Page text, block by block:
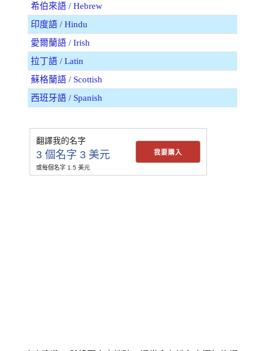
希伯來語 / Hebrew
印度語 / Hindu
愛爾蘭語 / Irish
拉丁語 / Latin
蘇格蘭語 / Scottish
西班牙語 / Spanish
翻譯我的名字
3 個名字 3 美元
或每個名字 1.5 美元
我要購入